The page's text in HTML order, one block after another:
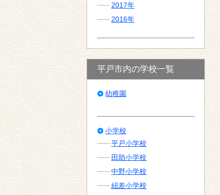
2017年
2016年
平戸市内の学校一覧
幼稚園
小学校
平戸小学校
田助小学校
中野小学校
紐差小学校